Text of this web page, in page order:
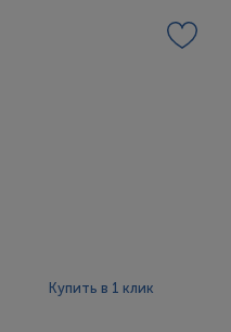
Купить в 1 клик